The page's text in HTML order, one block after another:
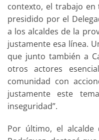
contexto, el trabajo en
presidido por el
a los alcaldes de la
justamente esa línea.
que junto también a
otros actores
comunidad con
justamente este
inseguridad”.
Por último, el alcalde